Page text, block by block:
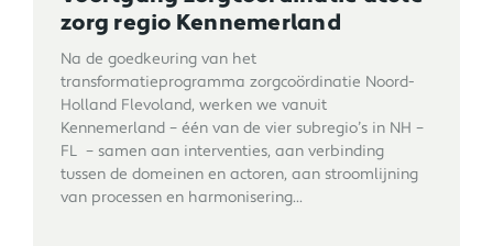
zorg regio Kennemerland
Na de goedkeuring van het
transformatieprogramma zorgcoördinatie Noord-
Holland Flevoland, werken we vanuit
Kennemerland – één van de vier subregio’s in NH –
FL – samen aan interventies, aan verbinding
tussen de domeinen en actoren, aan stroomlijning
van processen en harmonisering...